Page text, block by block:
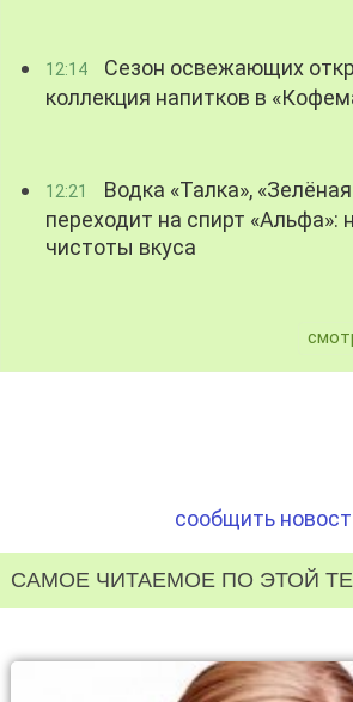
12:14
Сезон освежающих
коллекция напитков в
12:21
Водка «Талка»,
переходит на спирт «Альфа»:
чистоты вкуса
сообщить
САМОЕ ЧИТАЕМОЕ ПО ЭТОЙ